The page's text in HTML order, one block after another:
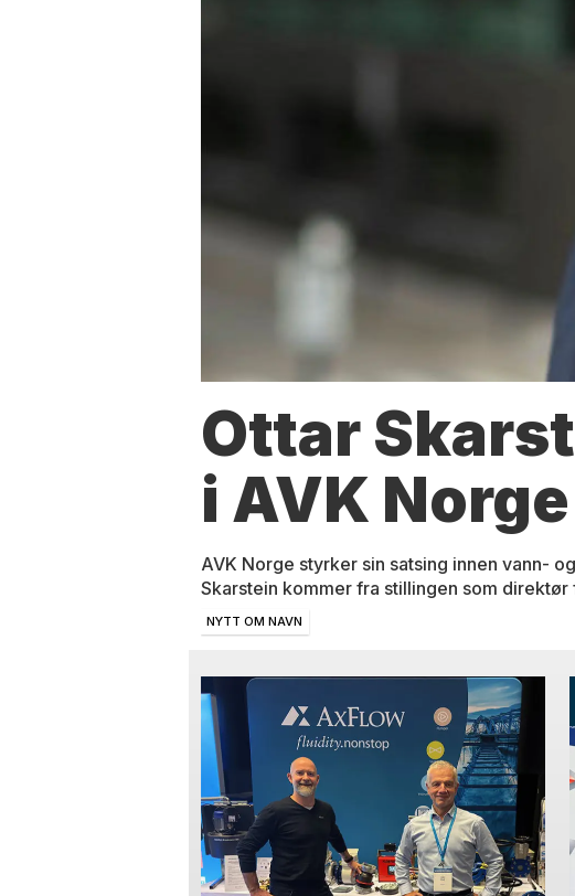
Ottar
i AVK Norge
AVK Norge styrker sin satsing innen vann-
Skarstein kommer fra stillingen som
NYTT OM NAVN